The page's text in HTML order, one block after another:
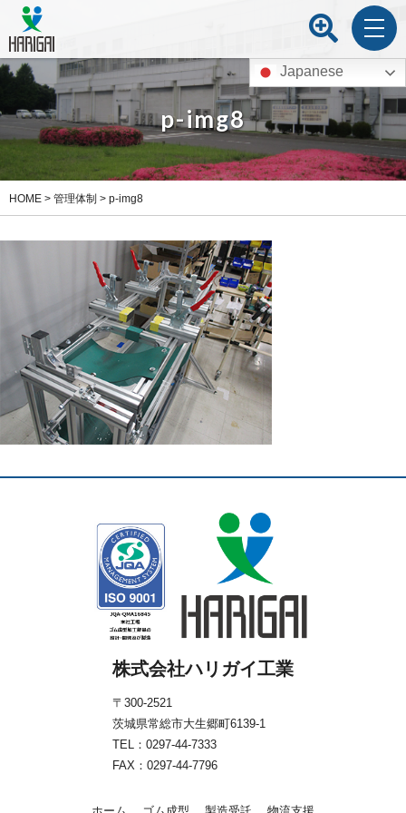
Japanese
p-img8
HOME > 管理体制 > p-img8
株式会社ハリガイ工業
〒300-2521
茨城県常総市大生郷町6139-1
TEL： 0297-44-7333
FAX：0297-44-7796